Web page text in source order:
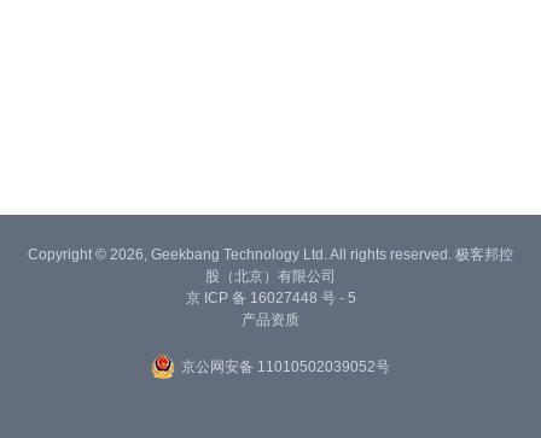
Copyright © 2026, Geekbang Technology Ltd. All rights reserved. 极客邦控
股（北京）有限公司
京 ICP 备 16027448 号 - 5
产品资质
京公网安备 11010502039052号